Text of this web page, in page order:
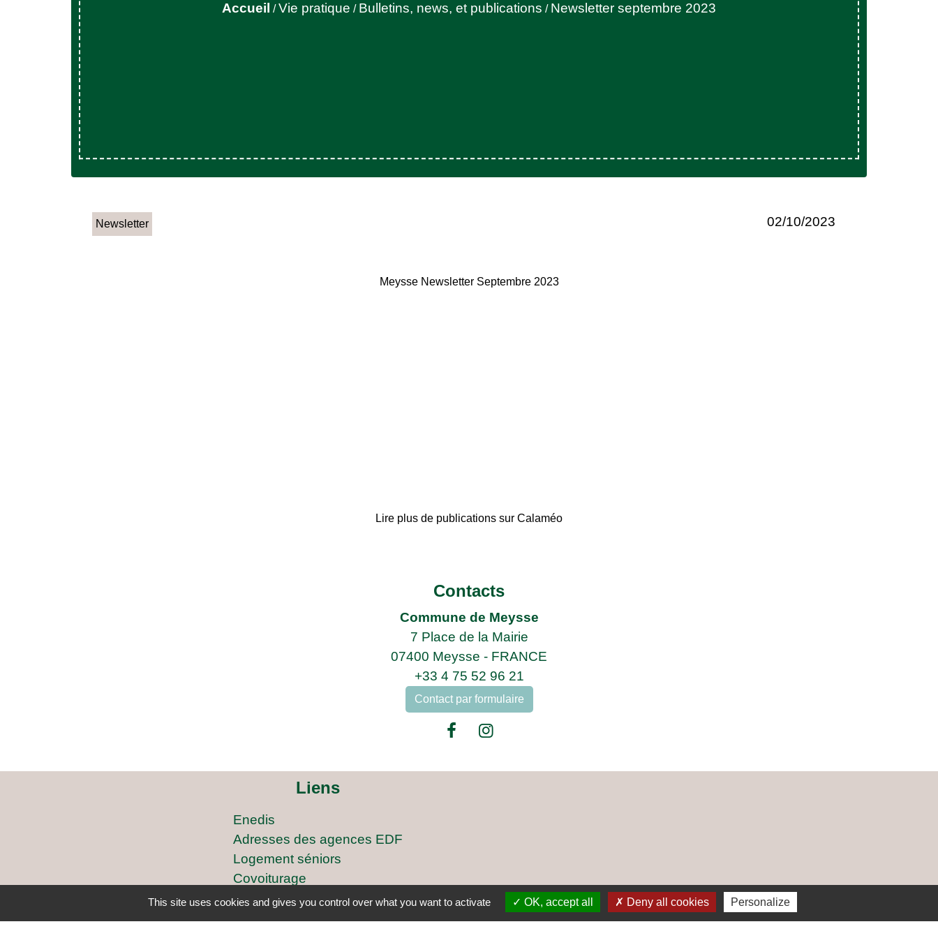
Accueil /Vie pratique / Bulletins, news, et publications / Newsletter septembre 2023
Newsletter 02/10/2023
Meysse Newsletter Septembre 2023
Lire plus de publications sur Calaméo
Contacts
Commune de Meysse
7 Place de la Mairie
07400 Meysse - FRANCE
+33 4 75 52 96 21
Contact par formulaire
Liens
Enedis
Adresses des agences EDF
Logement séniors
Covoiturage
ARCICEN
This site uses cookies and gives you control over what you want to activate OK, accept all Deny all cookies Personalize